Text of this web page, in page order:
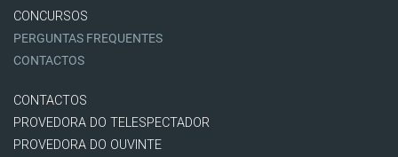
CONCURSOS
PERGUNTAS FREQUENTES
CONTACTOS
CONTACTOS
PROVEDORA DO TELESPECTADOR
PROVEDORA DO OUVINTE